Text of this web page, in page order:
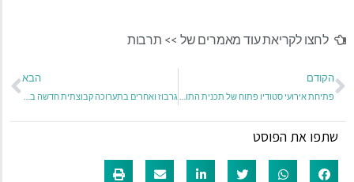
לחצו לקריאת עוד מאמרים של >> תרבות
הקודם הבא
שתפו את הפוסט